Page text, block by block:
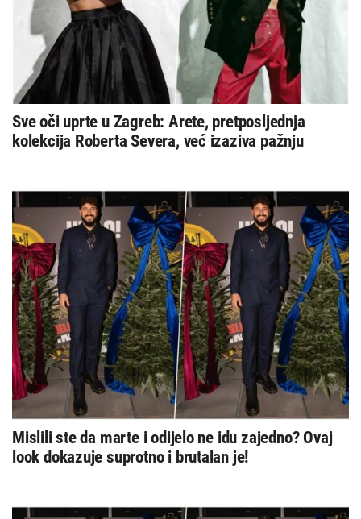
Sve oči uprte u Zagreb: Arete, pretposljednja
kolekcija Roberta Severa, već izaziva pažnju
Mislili ste da marte i odijelo ne idu zajedno? Ovaj
look dokazuje suprotno i brutalan je!